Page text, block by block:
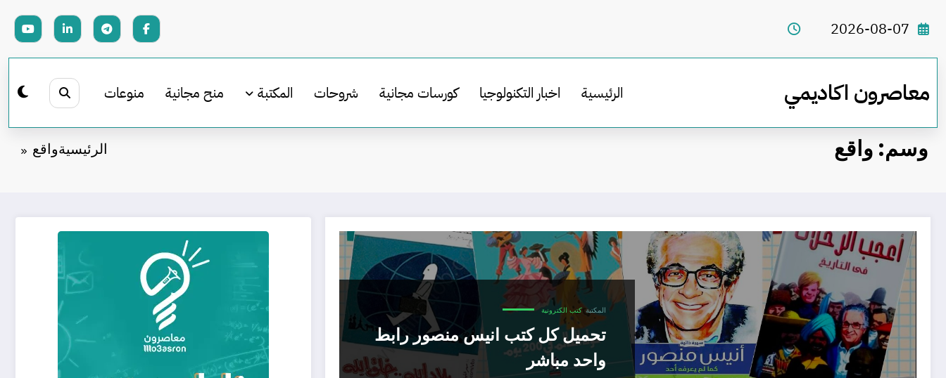
2026-08-07
معاصرون اكاديمي الرئيسية اخبار التكنولوجيا كورسات مجانية شروحات المكتبة منح مجانية منوعات
وسم: واقع الرئيسيةواقع
تحميل كل كتب انيس منصور رابط واحد مباشر
المكتبة كتب الكترونية
تحميل كل كتب انيس منصور رابط
واحد مباشر